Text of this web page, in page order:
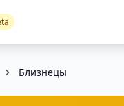
Близнецы